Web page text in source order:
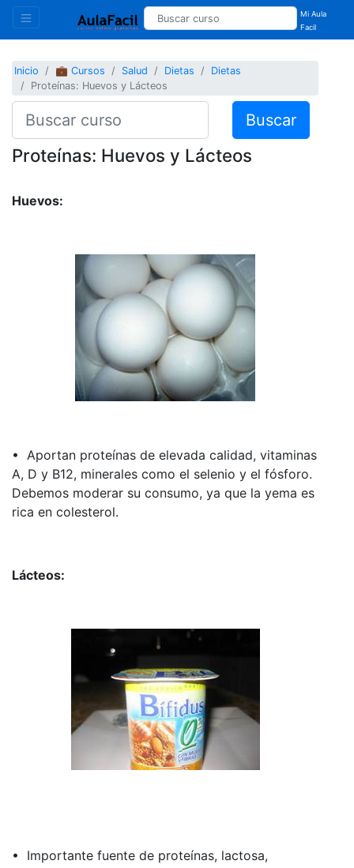
Mi Aula
Facil
Inicio 💼 Cursos Salud Dietas
Dietas
Proteínas: Huevos y Lácteos
Buscar
Proteínas: Huevos y Lácteos
Huevos:
• Aportan proteínas de elevada calidad, vitaminas
A, D y B12, minerales como el selenio y el fósforo.
Debemos moderar su consumo, ya que la yema es
rica en colesterol.
Lácteos:
• Importante fuente de proteínas, lactosa,